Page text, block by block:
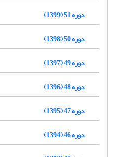
دوره 51 (1399)
دوره 50 (1398)
دوره 49 (1397)
دوره 48 (1396)
دوره 47 (1395)
دوره 46 (1394)